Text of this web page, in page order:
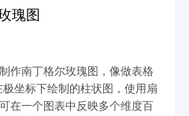
瑰图
作南丁格尔玫瑰图，像做表格
坐标下绘制的柱状图，使用扇
在一个图表中反映多个维度百